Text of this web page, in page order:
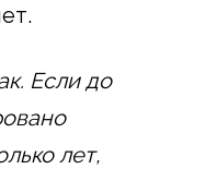
Если до
лет,